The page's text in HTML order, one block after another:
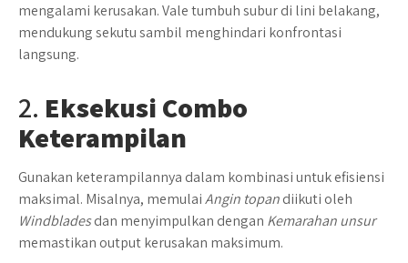
mengalami kerusakan. Vale tumbuh subur di lini belakang,
mendukung sekutu sambil menghindari konfrontasi
langsung.
2. Eksekusi Combo
Keterampilan
Gunakan keterampilannya dalam kombinasi untuk efisiensi
maksimal. Misalnya, memulaiAngin topandiikuti oleh
Windbladesdan menyimpulkan dengan Kemarahan unsur
memastikan output kerusakan maksimum.